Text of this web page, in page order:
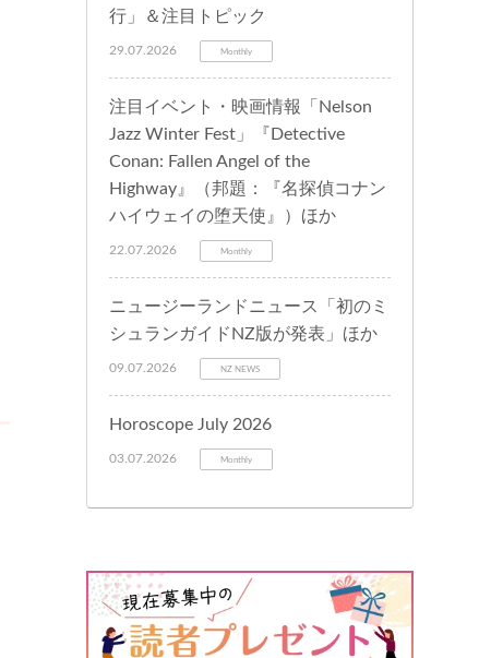
行」＆注目トピック
29.07.2026 Monthly
注目イベント・映画情報「Nelson
Jazz Winter Fest」『Detective
Conan: Fallen Angel of the
Highway』（邦題：『名探偵コナン
ハイウェイの堕天使』）ほか
22.07.2026 Monthly
ニュージーランドニュース「初のミ
シュランガイドNZ版が発表」ほか
09.07.2026 NZ NEWS
Horoscope July 2026
03.07.2026 Monthly